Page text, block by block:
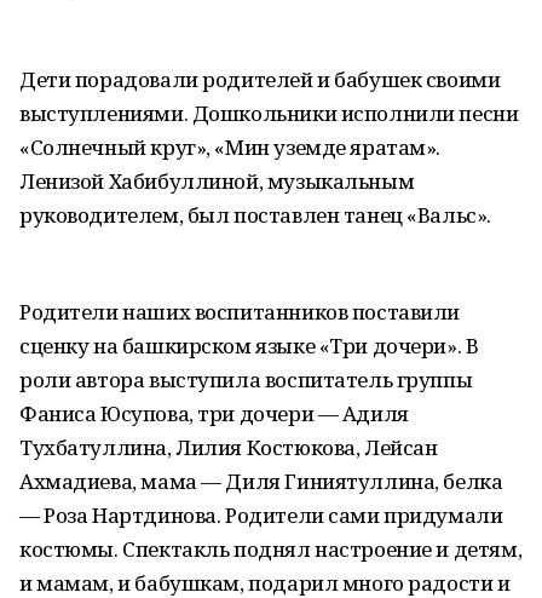
Дети порадовали родителей и бабушек своими
выступлениями. Дошкольники исполнили песни
«Солнечный круг», «Мин уземде яратам».
Ленизой Хабибуллиной, музыкальным
руководителем, был поставлен танец «Вальс».
Родители наших воспитанников поставили
сценку на башкирском языке «Три дочери». В
роли автора выступила воспитатель группы
Фаниса Юсупова, три дочери — Адиля
Тухбатуллина, Лилия Костюкова, Лейсан
Ахмадиева, мама — Диля Гиниятуллина, белка
— Роза Нартдинова. Родители сами придумали
костюмы. Спектакль поднял настроение и детям,
и мамам, и бабушкам, подарил много радости и